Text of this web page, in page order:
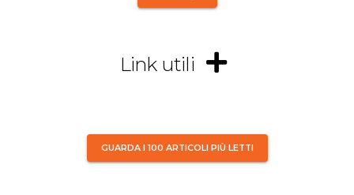
Link utili
GUARDA I 100 ARTICOLI PIÙ LETTI